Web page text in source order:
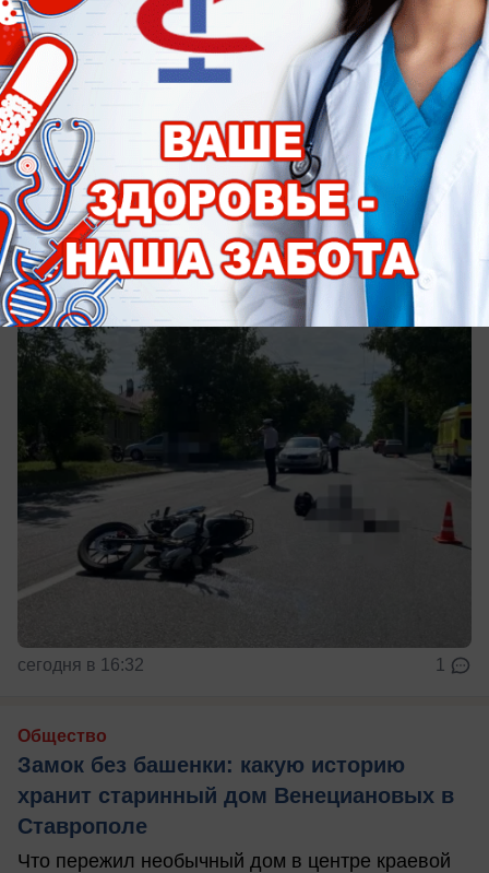
сегодня в 17:52 0
Происшествия
Не справилась с управлением и выехала
на встречку: молодая мотоциклистка
погибла в Ставрополе
Девушка скончалась до приезда скорой помощи
сегодня в 16:32 1
Общество
Замок без башенки: какую историю
хранит старинный дом Венециановых в
Ставрополе
Что пережил необычный дом в центре краевой